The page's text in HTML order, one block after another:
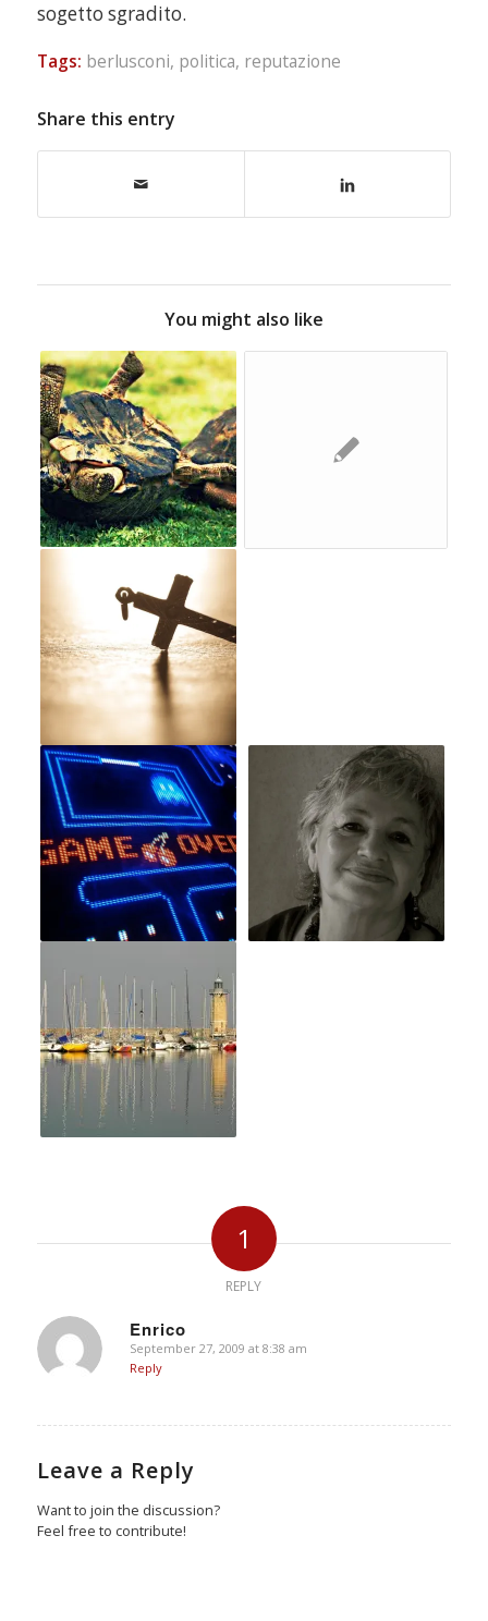
sogetto sgradito.
Tags: berlusconi, politica, reputazione
Share this entry
You might also like
1
REPLY
Enrico
says:
September 27, 2009 at 8:38 am
Reply
Leave a Reply
Want to join the discussion?
Feel free to contribute!